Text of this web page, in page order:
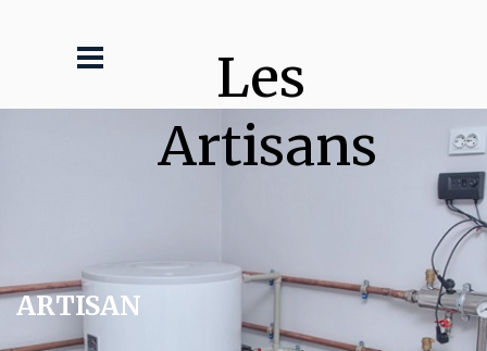
Les
Artisans
ARTISAN